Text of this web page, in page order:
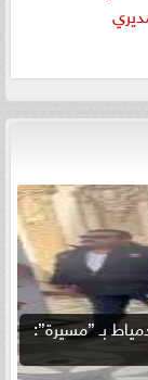
بـ ”مسيرة”: